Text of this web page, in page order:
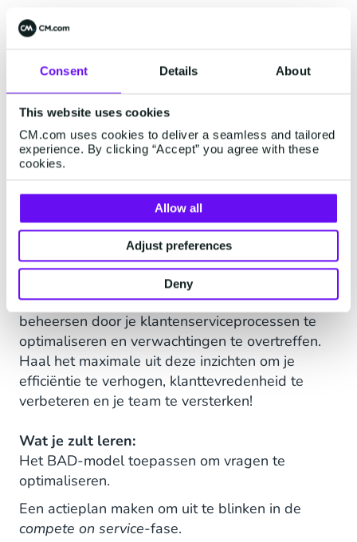
Consent Details About
This website uses cookies
CM.com uses cookies to deliver a seamless and tailored
experience. By clicking “Accept” you agree with these
cookies.
Allow all
Adjust preferences
Deny
Uitblinken in service
Je klantenservice loopt op rolletjes, maar wat is
de volgende stap? Hoe maak je jouw service
écht onderscheidend en toekomstbestendig?
Ontdekt hoe je decompete on service-fase kunt
beheersen door je klantenserviceprocessen te
optimaliseren en verwachtingen te overtreffen.
Haal het maximale uit deze inzichten om je
efficiëntie te verhogen, klanttevredenheid te
verbeteren en je team te versterken!
Wat je zult leren:
Het BAD-model toepassen om vragen te
optimaliseren.
Een actieplan maken om uit te blinken in de
compete on service-fase.